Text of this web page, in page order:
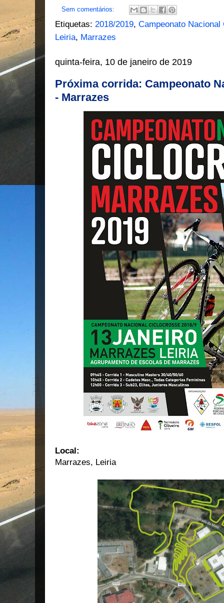
Sem comentários:
Etiquetas: 2018/2019, Campeonato
Leiria, Marrazes
quinta-feira, 10 de janeiro de 2019
Próxima corrida: Campeonato
- Marrazes
Local:
Marrazes, Leiria